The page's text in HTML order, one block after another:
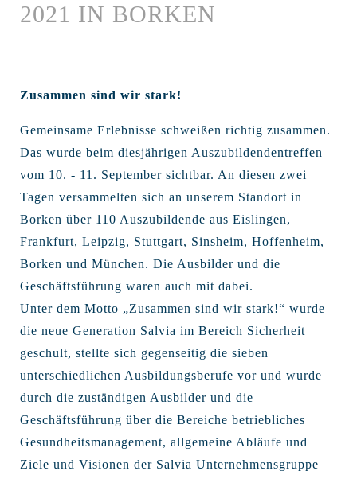
2021 IN BORKEN
Zusammen sind wir stark!
Gemeinsame Erlebnisse schweißen richtig zusammen.
Das wurde beim diesjährigen Auszubildendentreffen
vom 10. - 11. September sichtbar. An diesen zwei
Tagen versammelten sich an unserem Standort in
Borken über 110 Auszubildende aus Eislingen,
Frankfurt, Leipzig, Stuttgart, Sinsheim, Hoffenheim,
Borken und München. Die Ausbilder und die
Geschäftsführung waren auch mit dabei.
Unter dem Motto „Zusammen sind wir stark!“ wurde
die neue Generation Salvia im Bereich Sicherheit
geschult, stellte sich gegenseitig die sieben
unterschiedlichen Ausbildungsberufe vor und wurde
durch die zuständigen Ausbilder und die
Geschäftsführung über die Bereiche betriebliches
Gesundheitsmanagement, allgemeine Abläufe und
Ziele und Visionen der Salvia Unternehmensgruppe